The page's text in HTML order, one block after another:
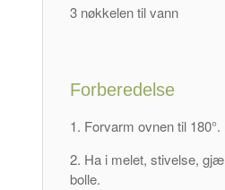
3 nøkkelen til vann
Forberedelse
Forvarm ovnen til 180°.
Ha i melet, stivelse,
bolle.